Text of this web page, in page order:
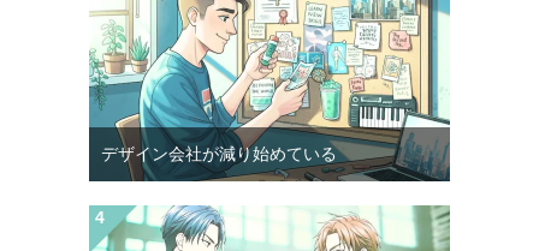
デザイン会社が減り始めている